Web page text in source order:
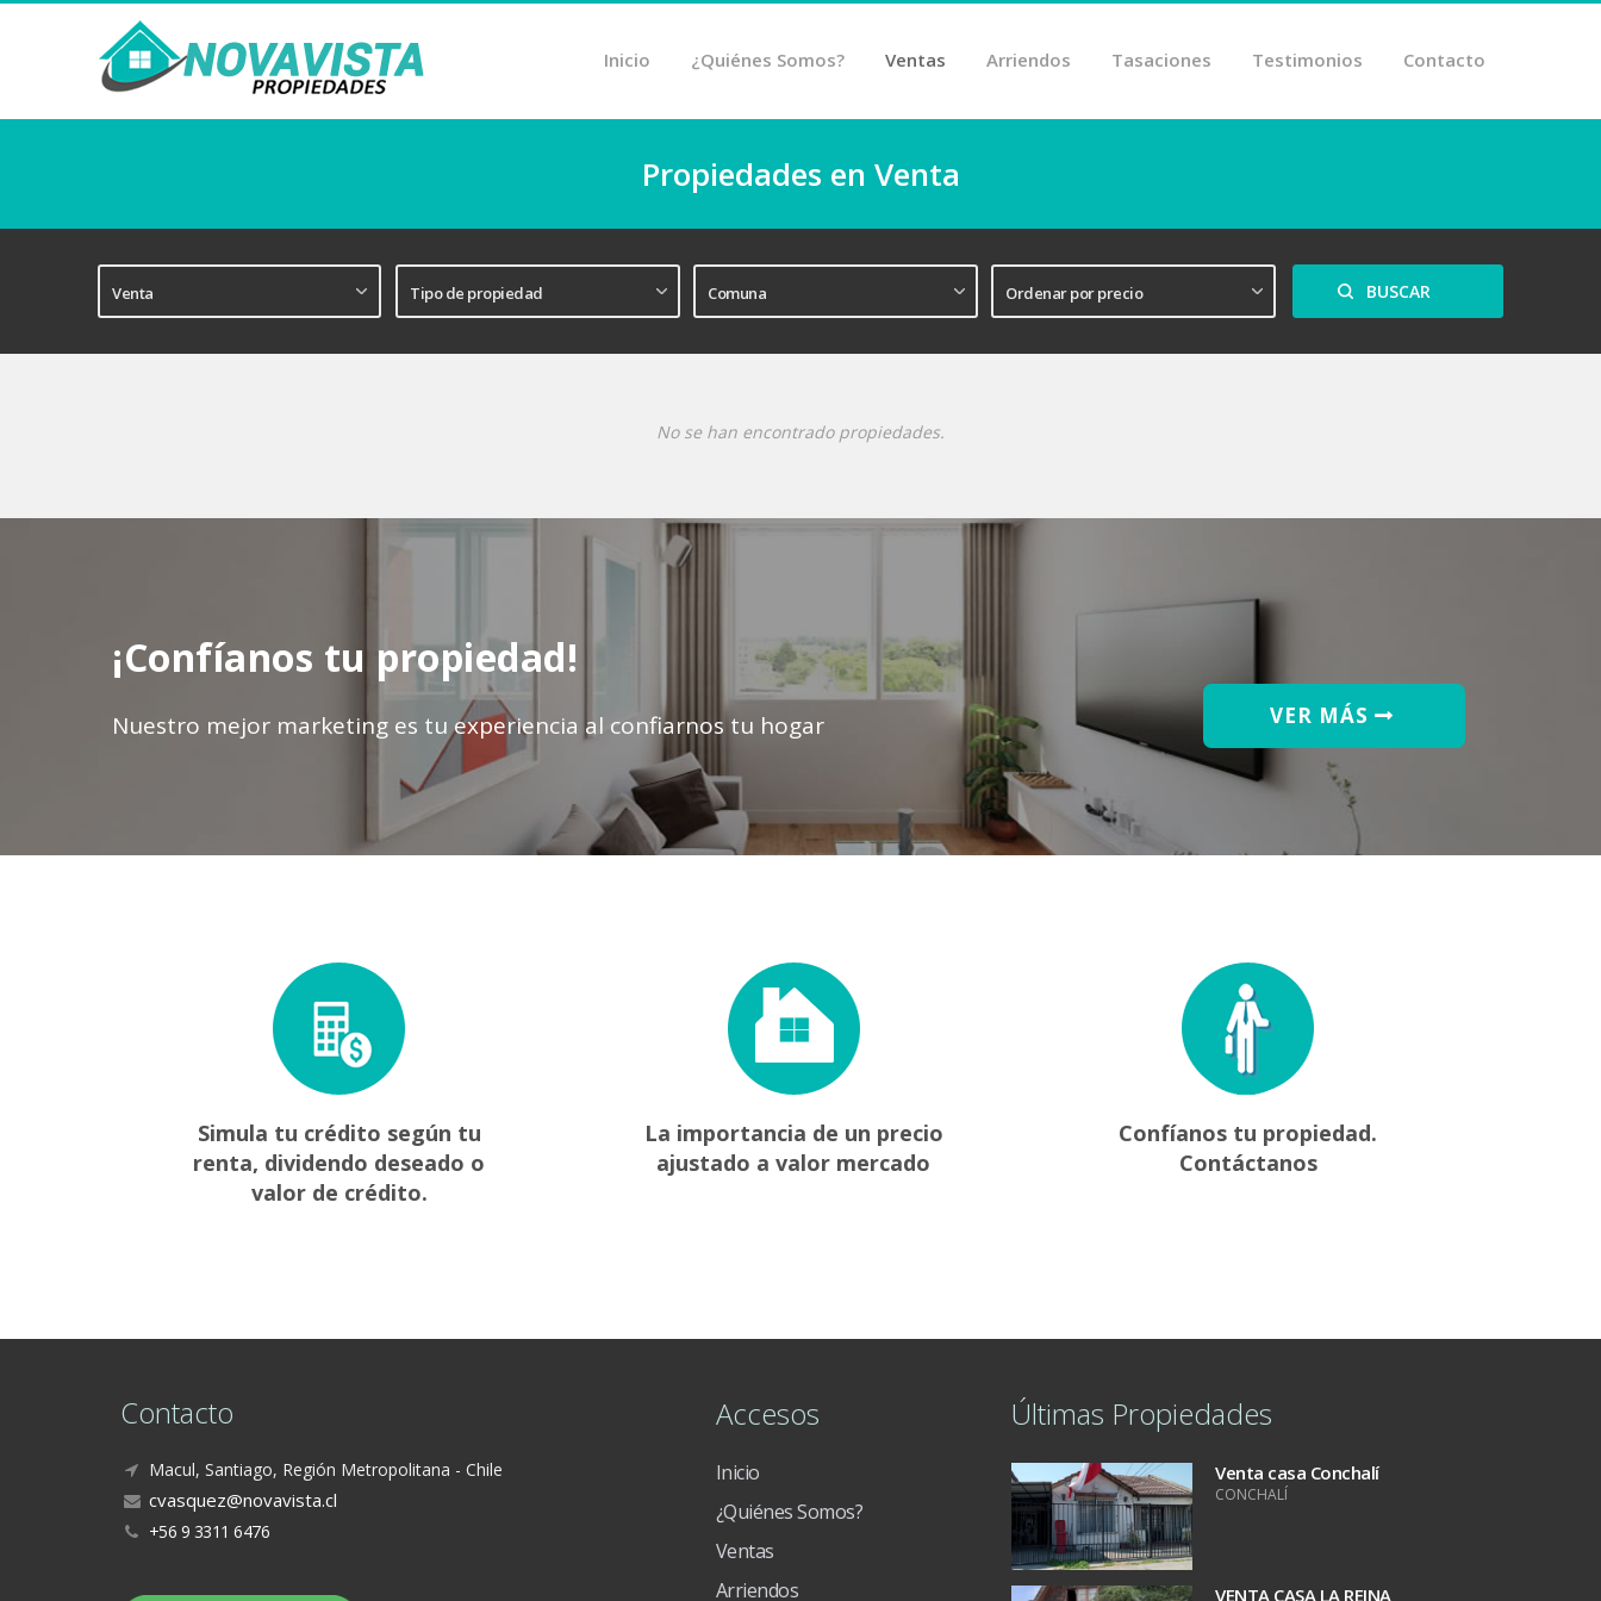
Inicio ¿Quiénes Somos? Ventas Arriendos Tasaciones Testimonios Contacto
Propiedades en Venta
No se han encontrado propiedades.
¡Confíanos tu propiedad!
Nuestro mejor marketing es tu experiencia al confiarnos tu hogar VER MÁS
Simula tu crédito según tu
renta, dividendo deseado o
valor de crédito.
La importancia de un precio
ajustado a valor mercado
Confíanos tu propiedad.
Contáctanos
Contacto
Macul, Santiago, Región Metropolitana - Chile
+56 9 3311 6476
Accesos
Inicio
¿Quiénes Somos?
Ventas
Arriendos
Últimas Propiedades
Venta casa Conchalí
CONCHALÍ
VENTA CASA LA REINA